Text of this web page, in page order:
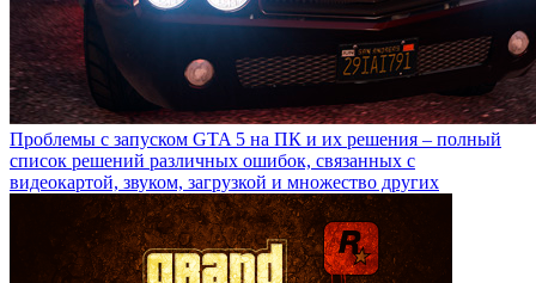
Проблемы с запуском GTA 5 на ПК и их решения – полный
список решений различных ошибок, связанных с
видеокартой, звуком, загрузкой и множество других